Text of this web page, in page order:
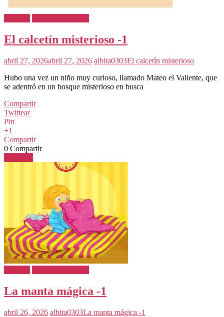
El calcetín misterioso -1
abril 27, 2026abril 27, 2026 albita0303El calcetín misterioso
Hubo una vez un niño muy curioso, llamado Mateo el Valiente, que
se adentró en un bosque misterioso en busca
Compartir
Twittear
Pin
+1
Compartir
0 Compartir
La manta mágica -1
abril 26, 2026 albita0303La manta mágica -1